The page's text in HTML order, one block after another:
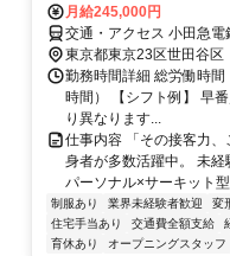
月給245,000円
交通・アクセス 小田急
東京都東京23区世田谷区
勤務時間詳細 総労働時
時間） 【シフト例】 早
り異なります...
仕事内容 「その接客力、
身者が多数活躍中。 未経
パーソナル×サーキット
制服あり 業界未経験者歓迎 変
住宅手当あり
交通費全額支給
育休あり
オープニングスタッフ